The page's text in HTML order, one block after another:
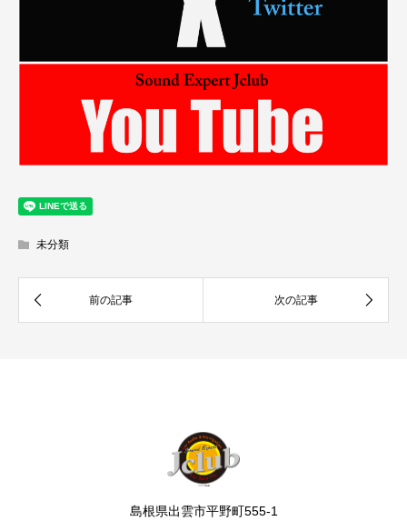
未分類
島根県出雲市平野町555-1